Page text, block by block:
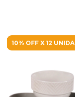
10% OFF X 12